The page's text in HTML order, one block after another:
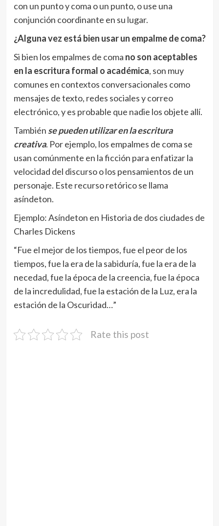
con un punto y coma o un punto, o use una
conjunción coordinante en su lugar.
¿Alguna vez está bien usar un empalme de coma?
Si bien los empalmes de coma no son aceptables
en la escritura formal o académica, son muy
comunes en contextos conversacionales como
mensajes de texto, redes sociales y correo
electrónico, y es probable que nadie los objete allí.
También se pueden utilizar en la escritura
creativa. Por ejemplo, los empalmes de coma se
usan comúnmente en la ficción para enfatizar la
velocidad del discurso o los pensamientos de un
personaje. Este recurso retórico se llama
asíndeton.
Ejemplo: Asíndeton en Historia de dos ciudades de
Charles Dickens
“Fue el mejor de los tiempos, fue el peor de los
tiempos, fue la era de la sabiduría, fue la era de la
necedad, fue la época de la creencia, fue la época
de la incredulidad, fue la estación de la Luz, era la
estación de la Oscuridad…”
Rate this post